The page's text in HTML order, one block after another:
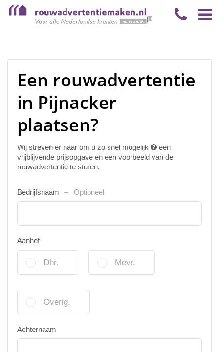
Een rouwadvertentie
in Pijnacker
plaatsen?
Wij streven er naar om u zo snel mogelijk
een
vrijblijvende prijsopgave en een voorbeeld van de
rouwadvertentie te sturen.
Bedrijfsnaam Optioneel
Aanhef
Dhr. Mevr.
Overig.
Achternaam